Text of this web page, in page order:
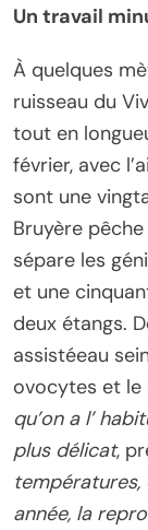
Un travail
À quelques
ruisseau du
tout en
février, avec
sont une
Bruyère
sépare les
et une
deux étangs.
assistéeau
ovocytes et le
qu’on a l’
plus délicat,
températures,
année, la